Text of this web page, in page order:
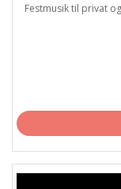
Festmusik til privat